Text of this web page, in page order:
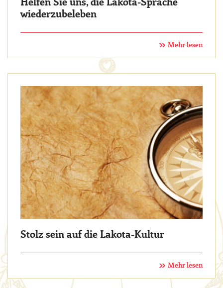
Helfen Sie uns, die Lakota-Sprache
wiederzubeleben
Mehr lesen
Stolz sein auf die Lakota-Kultur
Mehr lesen